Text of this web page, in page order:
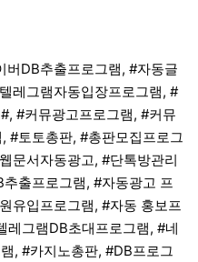
DB추출프로그램, #자동글
레그램자동입장프로그램, #
#커뮤광고프로그램, #커뮤
#토토총판, #총판모집프로그
문서자동광고, #단톡방관리
출프로그램, #자동광고 프
유입프로그램, #자동 홍보프
레그램DB초대프로그램, #네
, #카지노총판, #DB프로그